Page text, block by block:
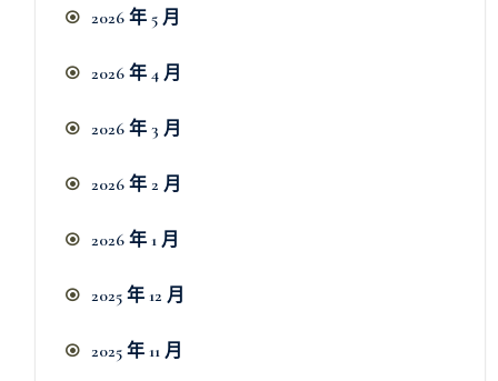
2026 年 5 月
2026 年 4 月
2026 年 3 月
2026 年 2 月
2026 年 1 月
2025 年 12 月
2025 年 11 月